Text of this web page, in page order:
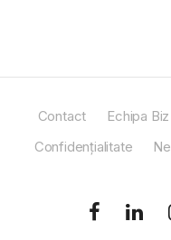
Contact Echipa Biz
Confidențialitate